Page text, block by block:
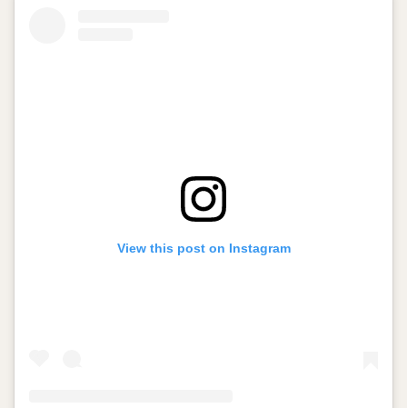
View this post on Instagram